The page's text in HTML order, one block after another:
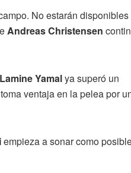
No estarán disponibles
Andreas Christensen
Lamine Yamalya superó un
ventaja en la pelea por
empieza a sonar como